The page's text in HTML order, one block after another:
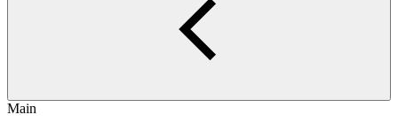
Main